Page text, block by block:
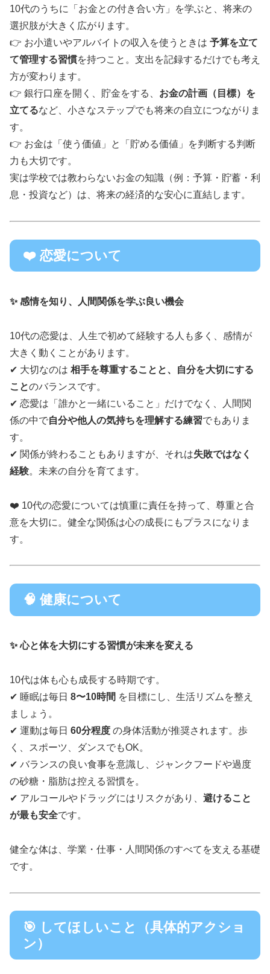
10代のうちに「お金との付き合い方」を学ぶと、将来の
選択肢が大きく広がります。
👉 お小遣いやアルバイトの収入を使うときは 予算を立て
て管理する習慣を持つこと。支出を記録するだけでも考え
方が変わります。
👉 銀行口座を開く、貯金をする、 お金の計画（目標）を
立てるなど、小さなステップでも将来の自立につながりま
す。
👉 お金は「使う価値」と「貯める価値」を判断する判断
力も大切です。
実は学校では教わらないお金の知識（例：予算・貯蓄・利
息・投資など）は、将来の経済的な安心に直結します。
❤️ 恋愛について
✨ 感情を知り、人間関係を学ぶ良い機会
10代の恋愛は、人生で初めて経験する人も多く、感情が
大きく動くことがあります。
✔ 大切なのは 相手を尊重することと、自分を大切にする
ことのバランスです。
✔ 恋愛は「誰かと一緒にいること」だけでなく、人間関
係の中で自分や他人の気持ちを理解する練習でもありま
す。
✔ 関係が終わることもありますが、それは失敗ではなく
経験。未来の自分を育てます。
❤️ 10代の恋愛については慎重に責任を持って、尊重と合
意を大切に。健全な関係は心の成長にもプラスになりま
す。
🧠 健康について
✨ 心と体を大切にする習慣が未来を変える
10代は体も心も成長する時期です。
✔ 睡眠は毎日 8〜10時間 を目標にし、生活リズムを整え
ましょう。
✔ 運動は毎日 60分程度 の身体活動が推奨されます。歩
く、スポーツ、ダンスでもOK。
✔ バランスの良い食事を意識し、ジャンクフードや過度
の砂糖・脂肪は控える習慣を。
✔ アルコールやドラッグにはリスクがあり、 避けること
が最も安全です。
健全な体は、学業・仕事・人間関係のすべてを支える基礎
です。
🎯 してほしいこと（具体的アクショ
ン）